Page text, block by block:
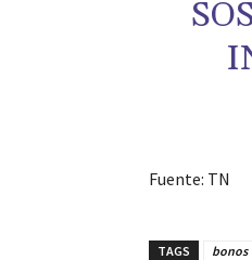
Fuente: TN
TAGS bonos